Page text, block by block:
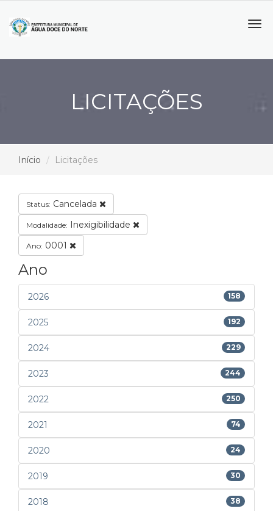
LICITAÇÕES
Início Licitações
Status: Cancelada
Modalidade: Inexigibilidade
Ano: 0001
Ano
2026 158
2025 192
2024 229
2023 244
2022 250
2021 74
2020 24
2019 30
2018 38